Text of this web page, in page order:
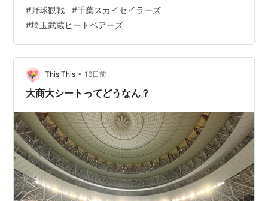
が初球を捉えてホームラン！ 2回裏、BC千葉の難波がヒ
ットで出塁するも得点ならず。 3回、満塁のチャンスで
上田の2点タイムリー！ 4回にも2点を奪い、5-0に。 5回
裏、BC千葉の片…
#野球観戦 #千葉スカイセイラーズ
#埼玉武蔵ヒートベアーズ
This This • 16日前
大商大シートってどうなん？